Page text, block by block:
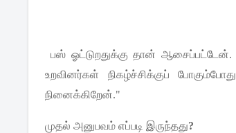
பஸ் ஓட்டுறதுக்கு தான் ஆசைப்பட்டேன்.
உறவினர்கள்
நிகழ்ச்சிக்குப் போகும்போது
நினைக்கிறேன்."
முதல் அனுபவம் எப்படி இருந்தது?